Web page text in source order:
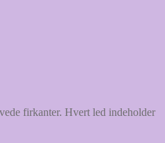
firkanter. Hvert led indeholder